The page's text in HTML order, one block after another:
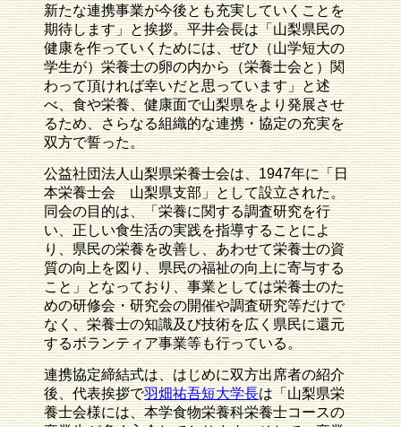
新たな連携事業が今後とも充実していくことを
期待します」と挨拶。平井会長は「山梨県民の
健康を作っていくためには、ぜひ（山学短大の
学生が）栄養士の卵の内から（栄養士会と）関
わって頂ければ幸いだと思っています」と述
べ、食や栄養、健康面で山梨県をより発展させ
るため、さらなる組織的な連携・協定の充実を
双方で誓った。
公益社団法人山梨県栄養士会は、1947年に「日
本栄養士会 山梨県支部」として設立された。
同会の目的は、「栄養に関する調査研究を行
い、正しい食生活の実践を指導することによ
り、県民の栄養を改善し、あわせて栄養士の資
質の向上を図り、県民の福祉の向上に寄与する
こと」となっており、事業としては栄養士のた
めの研修会・研究会の開催や調査研究等だけで
なく、栄養士の知識及び技術を広く県民に還元
するボランティア事業等も行っている。
連携協定締結式は、はじめに双方出席者の紹介
後、代表挨拶で羽畑祐吾短大学長は「山梨県栄
養士会様には、本学食物栄養科栄養士コースの